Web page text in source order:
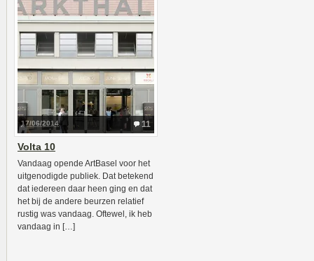
11
17/06/2014
Volta 10
Vandaag opende ArtBasel voor het
uitgenodigde publiek. Dat betekend
dat iedereen daar heen ging en dat
het bij de andere beurzen relatief
rustig was vandaag. Oftewel, ik heb
vandaag in […]